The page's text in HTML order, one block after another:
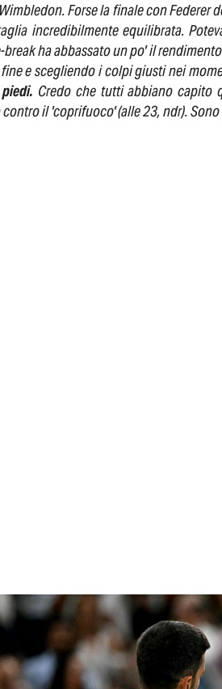
Forse la finale con Federer
incredibilmente equilibrata.
break ha abbassato un po' il
e scegliendo i colpi giusti nei
Credo che tutti abbiano capito
il 'coprifuoco' (alle 23, ndr).